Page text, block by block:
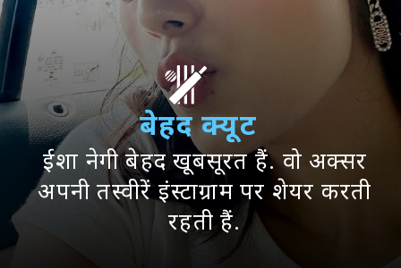
ईशा नेगी बेहद खूबसूरत हैं. वो अक्सर
अपनी तस्वीरें इंस्टाग्राम पर शेयर करती
रहती हैं.
बेहद क्यूट